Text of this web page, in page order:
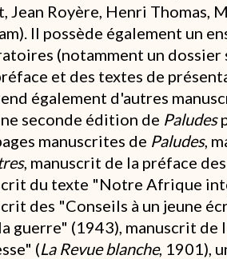
Jean Royère, Henri Thomas,
Il possède également un
(notamment un dossier
et des textes de
également d'autres
seconde édition de Paludes
manuscrites de Paludes,
, manuscrit de la préface
du texte "Notre Afrique
des "Conseils à un jeune
guerre" (1943), manuscrit
(La Revue blanche, 1901),